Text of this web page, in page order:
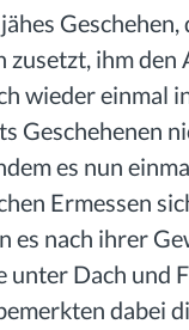
Geschehen,
zusetzt, ihm den
wieder einmal
Geschehenen
es nun
Ermessen
es nach ihrer
unter Dach und
dabei